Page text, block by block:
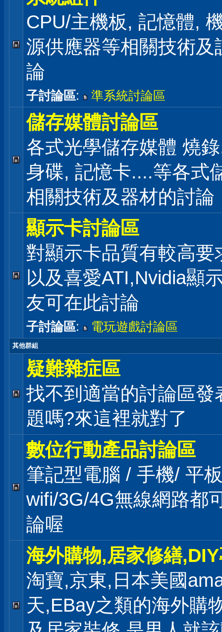
CPU/主機板, 記憶體,
源供應器等相關技術及
論
子討論區: 準系統討論區
儲存媒體討論區
各式光學儲存媒體 燒
身碟, 記憶卡....等各式
相關技術及器材的討論
顯示卡討論區
對顯示卡品質有較高要
以及喜愛ATI,Nvidia顯
友可在此討論
子討論區: 電玩遊戲討論區
其他群組
疑難雜症區
找不到適當的討論區發
題嗎?來這裡就對了
數位行動產品討論區
筆記型電腦 / 手機/ 平
wifi/3G/4G無線網路都
論喔
海外購物,居家修繕
淘寶,京東,日本美國
天,EBay之類的海外購